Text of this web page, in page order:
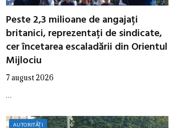
Peste 2,3 milioane de angajați
britanici, reprezentați de sindicate,
cer încetarea escaladării din Orientul
Mijlociu
7 august 2026
…
AUTORITĂȚI